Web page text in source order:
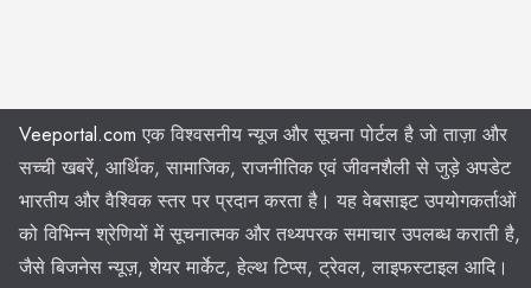
Veeportal.com एक विश्वसनीय न्यूज और सूचना पोर्टल है जो ताज़ा और
सच्ची खबरें, आर्थिक, सामाजिक, राजनीतिक एवं जीवनशैली से जुड़े अपडेट
भारतीय और वैश्विक स्तर पर प्रदान करता है। यह वेबसाइट उपयोगकर्ताओं
को विभिन्न श्रेणियों में सूचनात्मक और तथ्यपरक समाचार उपलब्ध कराती है,
जैसे बिजनेस न्यूज़, शेयर मार्केट, हेल्थ टिप्स, ट्रेवल, लाइफस्टाइल आदि।